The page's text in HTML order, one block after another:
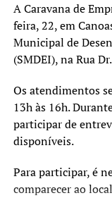
A Caravana de
feira, 22, em
Municipal de
(SMDEI), na Rua
Os atendimentos
13h às 16h.
participar de
disponíveis.
Para participar, é
comparecer ao